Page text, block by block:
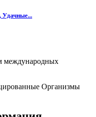
Удачные...
международных
Организмы